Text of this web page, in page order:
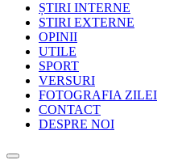
ȘTIRI INTERNE
STIRI EXTERNE
OPINII
UTILE
SPORT
VERSURI
FOTOGRAFIA ZILEI
CONTACT
DESPRE NOI